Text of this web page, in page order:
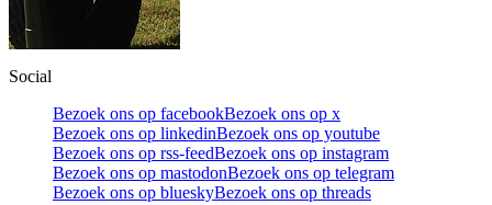
Social
Bezoek ons op facebookBezoek ons op x
Bezoek ons op linkedinBezoek ons op youtube
Bezoek ons op rss-feedBezoek ons op instagram
Bezoek ons op mastodonBezoek ons op telegram
Bezoek ons op blueskyBezoek ons op threads